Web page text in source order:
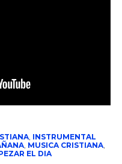
, INSTRUMENTAL
, MUSICA CRISTIANA,
EL DIA